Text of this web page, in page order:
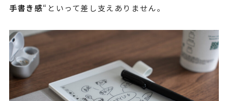
手書き感“といって差し支えありません。